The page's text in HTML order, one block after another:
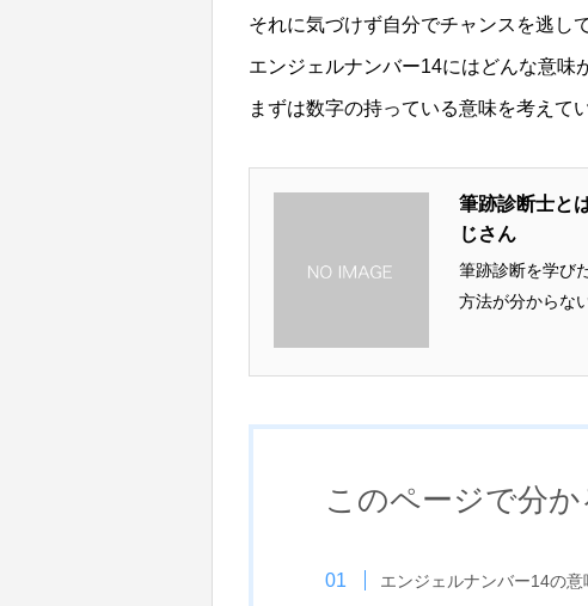
それに気づけず自分でチャンスを逃し
エンジェルナンバー14にはどんな意味
まずは数字の持っている意味を考えて
筆跡診断士と
じさん
筆跡診断を学び
方法が分からな
このページで分か
エンジェルナンバー14の意